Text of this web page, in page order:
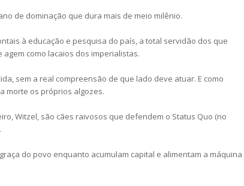
de dominação que dura mais de meio milênio.
à educação e pesquisa do país, a total servidão dos que
como lacaios dos imperialistas.
sem a real compreensão de que lado deve atuar. E como
morte os próprios algozes.
Witzel, são cães raivosos que defendem o Status Quo (no
do povo enquanto acumulam capital e alimentam a máquina